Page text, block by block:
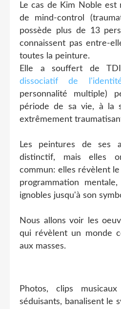
Le cas de Kim Noble est
de mind-control
possède plus de 13
connaissent pas entre-
toutes la peinture.
Elle a souffert de
dissociatif de
personnalité multiple)
période de sa vie, à la
extrêmement
Les peintures de ses
distinctif, mais elles
commun: elles révèlent
programmation
ignobles jusqu'à son
Nous allons voir les
qui révèlent un monde
aux masses.
Photos, clips
séduisants, banalisent le